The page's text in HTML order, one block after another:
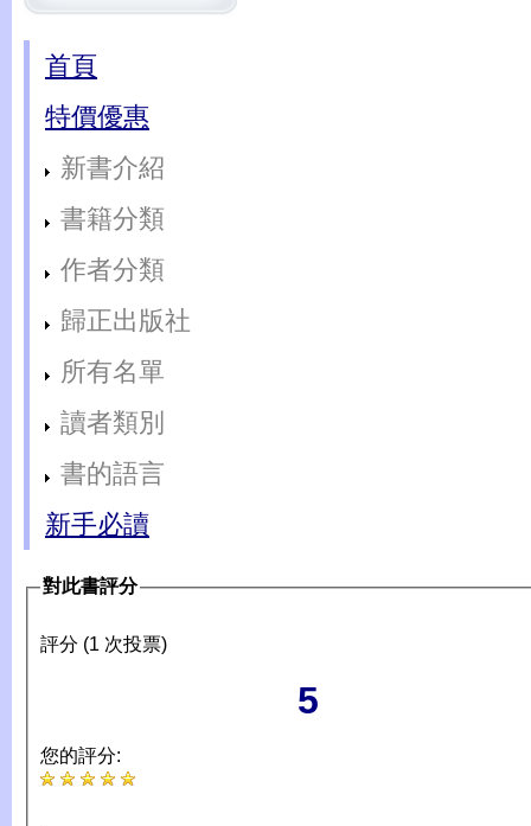
首頁
特價優惠
新書介紹
書籍分類
作者分類
歸正出版社
所有名單
讀者類別
書的語言
新手必讀
對此書評分
評分 (1 次投票)
5
您的評分: